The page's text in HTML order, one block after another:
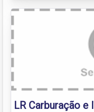
LR Carburação